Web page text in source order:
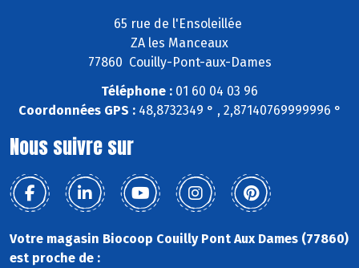
65 rue de l'Ensoleillée
ZA les Manceaux
77860 Couilly-Pont-aux-Dames
Téléphone : 01 60 04 03 96
Coordonnées GPS :48,8732349 ° , 2,87140769999996 °
Nous suivre sur
Votre magasin Biocoop Couilly Pont Aux Dames (77860)
est proche de :